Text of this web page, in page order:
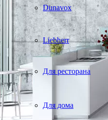
Dunavox
Liebherr
Для ресторана
Для дома